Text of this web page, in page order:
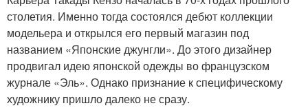
столетия. Именно тогда состоялся дебют коллекции
модельера и открылся его первый магазин под
названием «Японские джунгли». До этого дизайнер
продвигал идею японской одежды во французском
журнале «Эль». Однако признание к специфическому
художнику пришло далеко не сразу.